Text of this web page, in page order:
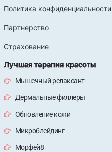
Политика конфиденциальности
Партнерство
Страхование
Лучшая терапия красоты
Мышечный релаксант
Дермальные филлеры
Обновление кожи
Микроблейдинг
Морфей8